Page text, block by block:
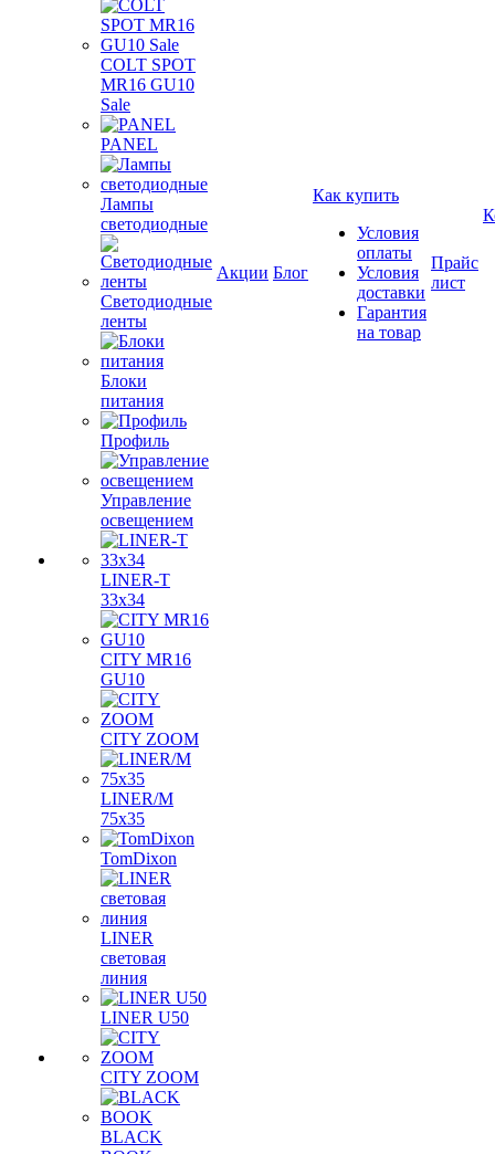
COLT SPOT
MR16 GU10
Sale
PANEL
Лампы
светодиодные
Светодиодные
ленты
Блоки
питания
Профиль
Управление
освещением
LINER-T
33x34
CITY MR16
GU10
CITY ZOOM
LINER/M
75х35
TomDixon
LINER
световая
линия
LINER U50
CITY ZOOM
BLACK
Акции Блог
Как купить
Условия
оплаты
Условия
доставки
Гарантия
на товар
Прайс
лист